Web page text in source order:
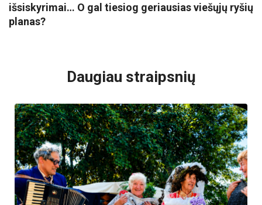
išsiskyrimai… O gal tiesiog geriausias viešųjų ryšių
planas?
Daugiau straipsnių